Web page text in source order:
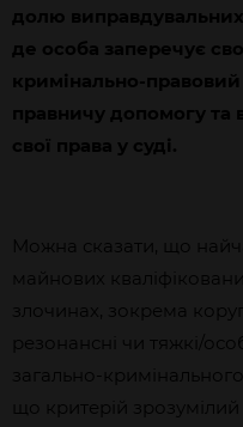
долю
де особа заперечує
кримінально-
правничу допомогу та
свої права у суді.
Можна сказати, що
майнових
злочинах, зокрема
резонансні чи тяжкі/
загально-
що критерій зрозумілий